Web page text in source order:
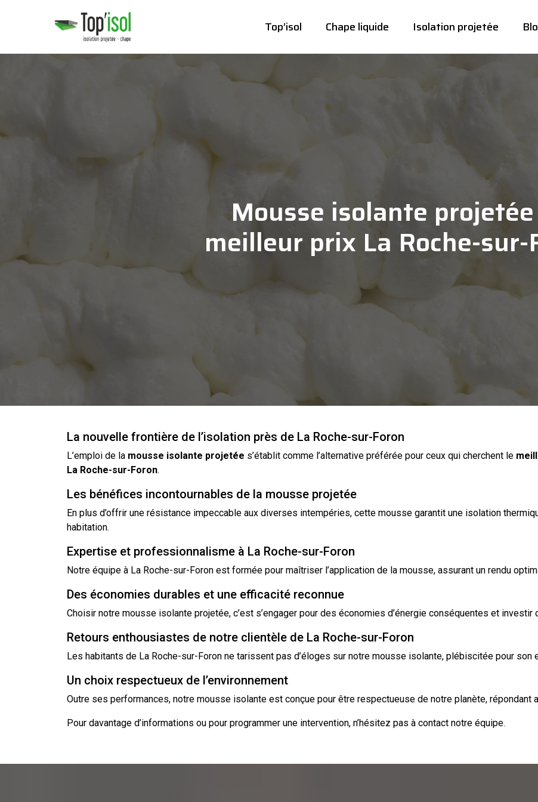
Top’isol Chape liquide Isolation projetée
Mousse isolante
meilleur prix La Roche-sur-
La nouvelle frontière de l’isolation près de La Roche-sur-Foron
L’emploi de la mousse isolante projetée s’établit comme l’alternative préférée pour ceux qui cherchent le
La Roche-sur-Foron.
Les bénéfices incontournables de la mousse projetée
En plus d’offrir une résistance impeccable aux diverses intempéries, cette mousse garantit une isolation
habitation.
Expertise et professionnalisme à La Roche-sur-Foron
Notre équipe à La Roche-sur-Foron est formée pour maîtriser l’application de la mousse, assurant un rendu
Des économies durables et une efficacité reconnue
Choisir notre mousse isolante projetée, c’est s’engager pour des économies d’énergie conséquentes et investir
Retours enthousiastes de notre clientèle de La Roche-sur-Foron
Les habitants de La Roche-sur-Foron ne tarissent pas d’éloges sur notre mousse isolante, plébiscitée pour son
Un choix respectueux de l’environnement
Outre ses performances, notre mousse isolante est conçue pour être respectueuse de notre planète, répondant
Pour davantage d’informations ou pour programmer une intervention, n’hésitez pas à contact notre équipe.